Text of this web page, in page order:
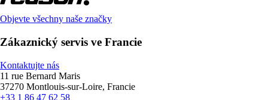
Objevte všechny naše značky
Zákaznický servis ve Francie
Kontaktujte nás
11 rue Bernard Maris
37270 Montlouis-sur-Loire, Francie
+33 1 86 47 62 58